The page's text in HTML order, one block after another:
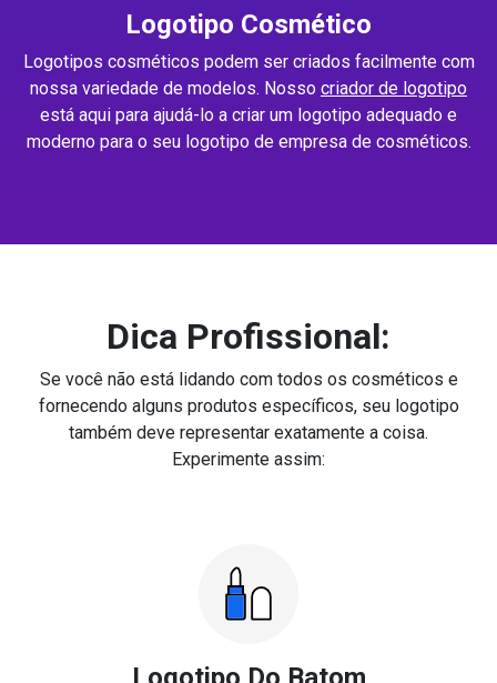
Logotipo Cosmético
Logotipos cosméticos podem ser criados facilmente com
nossa variedade de modelos. Nosso criador de logotipo
está aqui para ajudá-lo a criar um logotipo adequado e
moderno para o seu logotipo de empresa de cosméticos.
Dica Profissional:
Se você não está lidando com todos os cosméticos e
fornecendo alguns produtos específicos, seu logotipo
também deve representar exatamente a coisa.
Experimente assim: